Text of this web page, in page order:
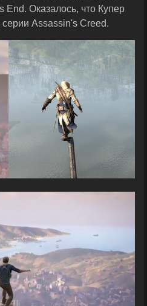
End. Оказалось, что Купер
серии Assassin's Creed.